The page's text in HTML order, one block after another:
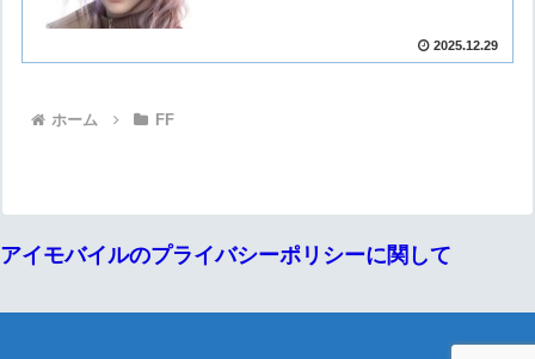
2025.12.29
ホーム FF
アイモバイルのプライバシーポリシーに関して